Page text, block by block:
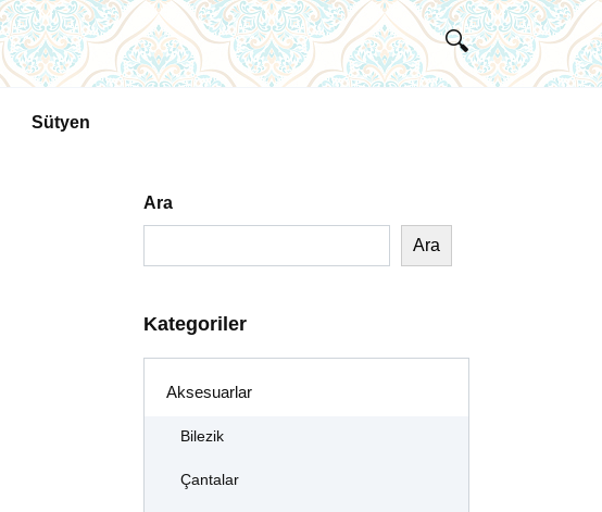
Sütyen
Ara
Ara
Kategoriler
Aksesuarlar
Bilezik
Çantalar